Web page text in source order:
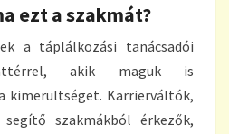
ezt a szakmát?
a táplálkozási tanácsadói
akik maguk is
kimerültséget. Karrierváltók,
segítő szakmákból érkezők,